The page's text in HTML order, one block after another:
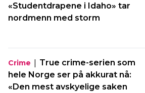
«Studentdrapene i Idaho» tar
nordmenn med storm
Crime | True crime-serien som
hele Norge ser på akkurat nå:
«Den mest avskyelige saken